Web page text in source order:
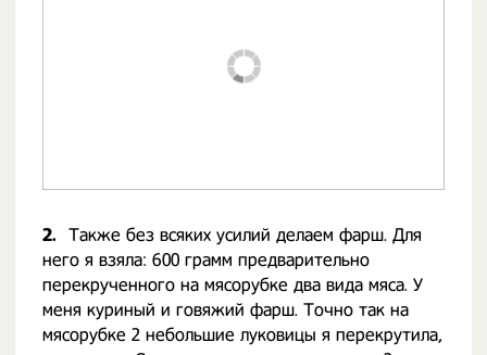
2. Также без всяких усилий делаем фарш. Для
него я взяла: 600 грамм предварительно
перекрученного на мясорубке два вида мяса. У
меня куриный и говяжий фарш. Точно так на
мясорубке 2 небольшие луковицы я перекрутила,